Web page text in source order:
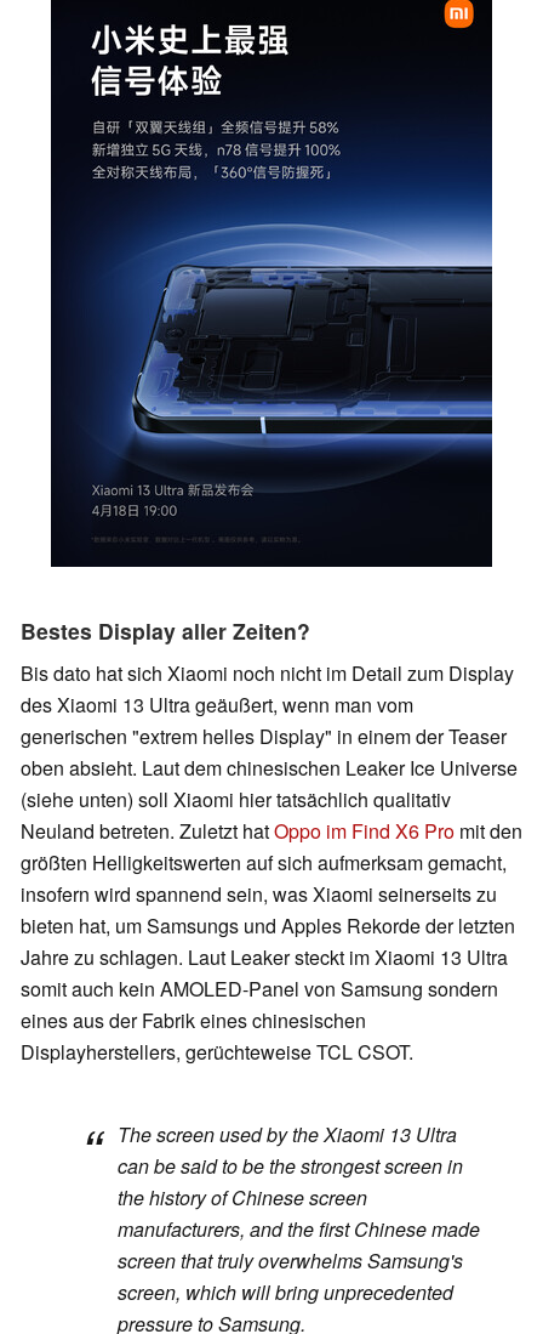
Bestes Display aller Zeiten?
Bis dato hat sich Xiaomi noch nicht im Detail zum Display
des Xiaomi 13 Ultra geäußert, wenn man vom
generischen "extrem helles Display" in einem der Teaser
oben absieht. Laut dem chinesischen Leaker Ice Universe
(siehe unten) soll Xiaomi hier tatsächlich qualitativ
Neuland betreten. Zuletzt hatOppo im Find X6 Pro mit den
größten Helligkeitswerten auf sich aufmerksam gemacht,
insofern wird spannend sein, was Xiaomi seinerseits zu
bieten hat, um Samsungs und Apples Rekorde der letzten
Jahre zu schlagen. Laut Leaker steckt im Xiaomi 13 Ultra
somit auch kein AMOLED-Panel von Samsung sondern
eines aus der Fabrik eines chinesischen
Displayherstellers, gerüchteweise TCL CSOT.
The screen used by the Xiaomi 13 Ultra
can be said to be the strongest screen in
the history of Chinese screen
manufacturers, and the first Chinese made
screen that truly overwhelms Samsung's
screen, which will bring unprecedented
pressure to Samsung.